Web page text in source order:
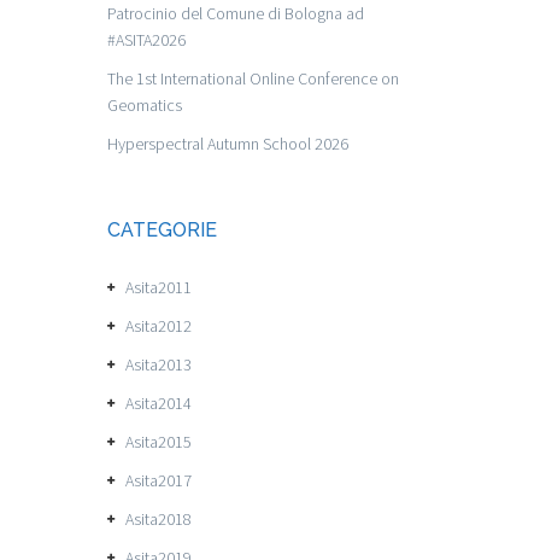
Patrocinio del Comune di Bologna ad
#ASITA2026
The 1st International Online Conference on
Geomatics
Hyperspectral Autumn School 2026
CATEGORIE
Asita2011
Asita2012
Asita2013
Asita2014
Asita2015
Asita2017
Asita2018